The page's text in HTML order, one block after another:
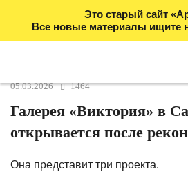
Это старый сайт
Все новые материалы ищите
05.03.2026 1464
Галерея «Виктория» в
открывается после
Она представит три проекта.